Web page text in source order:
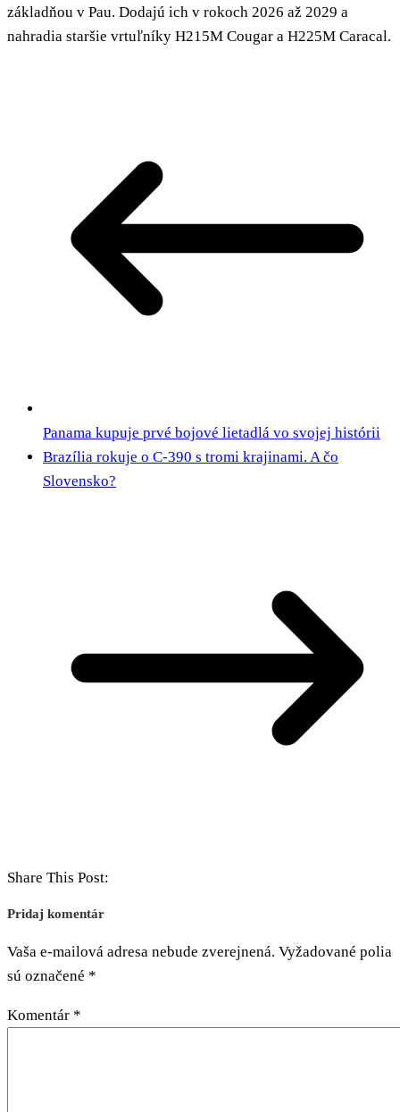
základňou v Pau. Dodajú ich v rokoch 2026 až 2029 a
nahradia staršie vrtuľníky H215M Cougar a H225M Caracal.
Panama kupuje prvé bojové lietadlá vo svojej histórii
Brazília rokuje o C-390 s tromi krajinami. A čo
Slovensko?
Share This Post:
Pridaj komentár
Vaša e-mailová adresa nebude zverejnená. Vyžadované polia
sú označené *
Komentár *